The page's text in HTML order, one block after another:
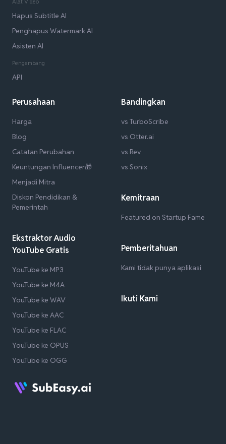
Alat Video
Hapus Subtitle AI
Penghapus Watermark AI
Asisten AI
Pengembang
API
Perusahaan
Harga
Blog
Catatan Perubahan
Keuntungan Influencer🎁
Menjadi Mitra
Diskon Pendidikan &
Pemerintah
Ekstraktor Audio
YouTube Gratis
YouTube ke MP3
YouTube ke M4A
YouTube ke WAV
YouTube ke AAC
YouTube ke FLAC
YouTube ke OPUS
YouTube ke OGG
Bandingkan
vs TurboScribe
vs Otter.ai
vs Rev
vs Sonix
Kemitraan
Featured on Startup Fame
Pemberitahuan
Kami tidak punya aplikasi
Ikuti Kami